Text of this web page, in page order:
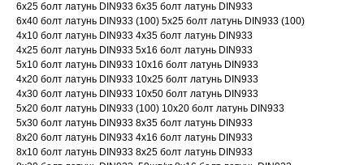
6х25 болт латунь DIN933 6х35 болт латунь DIN933
6х40 болт латунь DIN933 (100) 5х25 болт латунь DIN933 (100)
4х10 болт латунь DIN933 4х35 болт латунь DIN933
4х25 болт латунь DIN933 5х16 болт латунь DIN933
5х10 болт латунь DIN933 10х16 болт латунь DIN933
4х20 болт латунь DIN933 10х25 болт латунь DIN933
4х30 болт латунь DIN933 10х50 болт латунь DIN933
5х20 болт латунь DIN933 (100) 10х20 болт латунь DIN933
5х30 болт латунь DIN933 8х35 болт латунь DIN933
8х20 болт латунь DIN933 4х16 болт латунь DIN933
8х10 болт латунь DIN933 8х25 болт латунь DIN933